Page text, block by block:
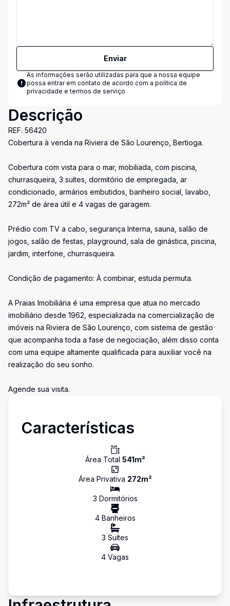
Enviar
As informações serão utilizadas para que a nossa equipe
possa entrar em contato de acordo com a política de
privacidade e termos de serviço
Descrição
REF. 56420
Cobertura à venda na Riviera de São Lourenço, Bertioga.
Cobertura com vista para o mar, mobiliada, com piscina,
churrasqueira, 3 suítes, dormitório de empregada, ar
condicionado, armários embutidos, banheiro social, lavabo,
272m² de área útil e 4 vagas de garagem.
Prédio com TV a cabo, segurança Interna, sauna, salão de
jogos, salão de festas, playground, sala de ginástica, piscina,
jardim, interfone, churrasqueira.
Condição de pagamento: À combinar, estuda permuta.
A Praias Imobiliária é uma empresa que atua no mercado
imobiliário desde 1962, especializada na comercialização de
imóveis na Riviera de São Lourenço, com sistema de gestão
que acompanha toda a fase de negociação, além disso conta
com uma equipe altamente qualificada para auxiliar você na
realização do seu sonho.
Agende sua visita.
Características
Área Total 541m²
Área Privativa 272m²
3 Dormitórios
4Banheiros
3 Suítes
4 Vagas